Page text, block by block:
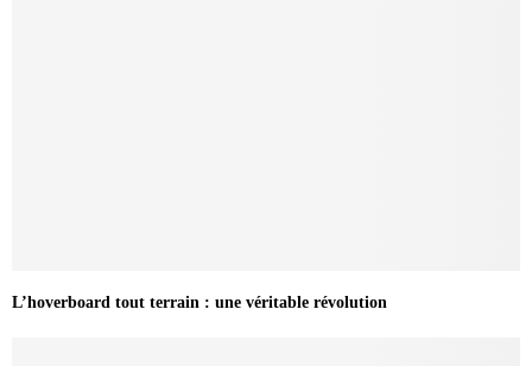
L’hoverboard tout terrain : une véritable révolution